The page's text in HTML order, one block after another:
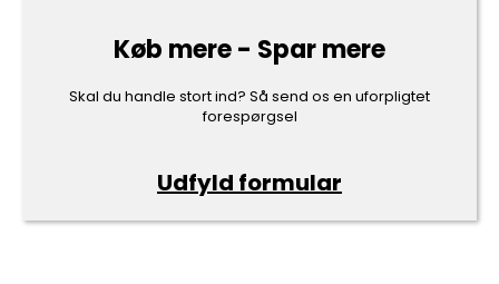
Køb mere - Spar mere
Skal du handle stort ind? Så send os en uforpligtet
forespørgsel
Udfyld formular